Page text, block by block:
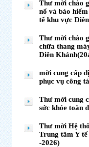
Thư mời chào
nổ và bảo
tế khu vực
Thư mời chào
chữa thang
Diên
mời cung cấp
phục vụ công
Thư mời cung
sức khỏe toàn
Thư mời Hệ
Trung tâm Y
-2026)